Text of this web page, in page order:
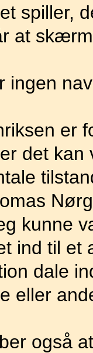
spiller,
at
ingen
er
det
kunne
ind til et
dale
eller
også